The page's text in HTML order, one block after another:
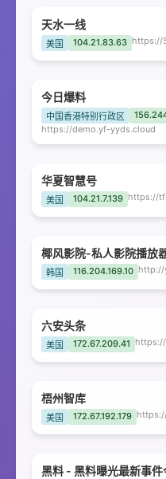
天水一线
美国 104.21.83.63 https://
今日爆料
中国香港特别行政区
https://demo.yf-yyds.cloud
华夏智慧号
美国 104.21.7.139
椰风影院-私人影院播放
韩国 116.204.169.10
六安头条
美国 172.67.209.41
梧州智库
美国 172.67.192.179
黑料 - 黑料曝光最新事